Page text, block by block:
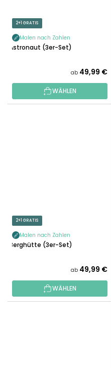
2+1 GRATIS
Malen nach Zahlen
Astronaut (3er-Set)
ab 49,99 €
WÄHLEN
2+1 GRATIS
Malen nach Zahlen
Berghütte (3er-Set)
ab 49,99 €
WÄHLEN